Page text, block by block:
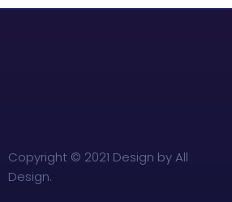
Copyright © 2021 Design by All
Design.